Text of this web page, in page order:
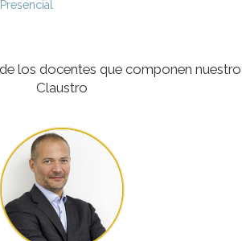
los docentes que componen nuestro
Claustro